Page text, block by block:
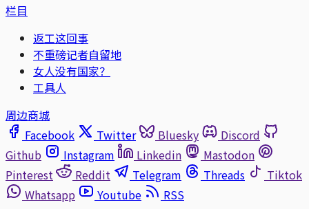
栏目
返工这回事
不重磅记者自留地
女人没有国家？
工具人
周边商城
Facebook
Twitter Bluesky
Discord
Github
Instagram Linkedin
Mastodon
Pinterest
Reddit Telegram Threads
Tiktok
Whatsapp
Youtube
RSS